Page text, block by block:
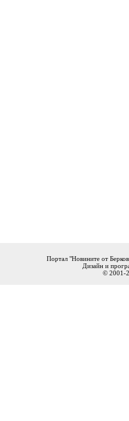
Портал "Новините от
Дизайн и
© 2001-